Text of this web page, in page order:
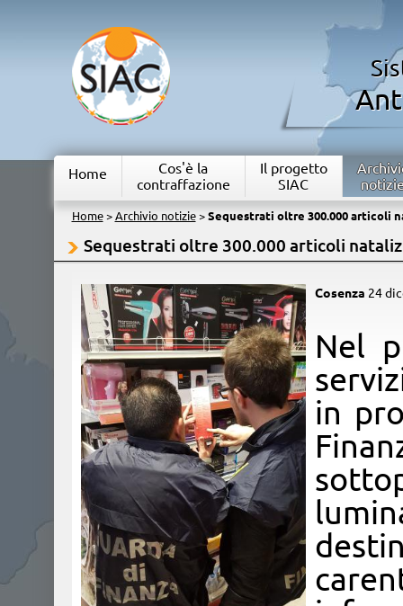
Home
Cos'è la
contraffazione
Il progetto
SIAC
Home> Archivio notizie> Sequestrati oltre 300.000 articoli
Sequestrati oltre 300.000 articoli
Cosenza 24
​Nel
in